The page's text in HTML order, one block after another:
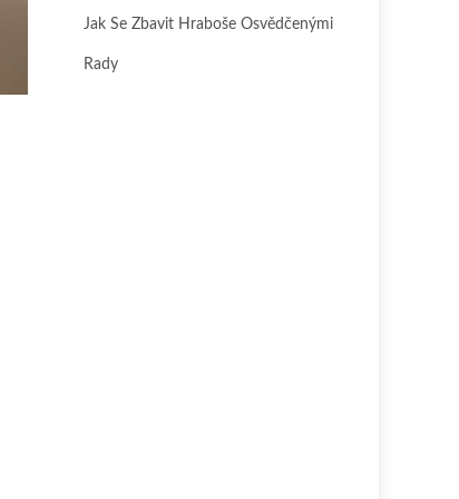
Jak Se Zbavit Hraboše Osvědčenými
Rady